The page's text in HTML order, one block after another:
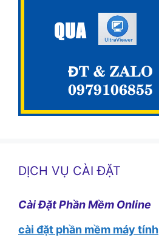
DỊCH VỤ CÀI ĐẶT
Cài Đặt Phần Mềm Online
cài đặt phần mềm máy tính